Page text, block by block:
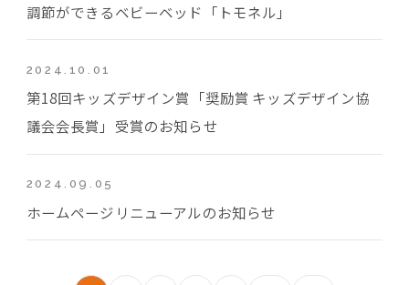
調節ができるベビーベッド「トモネル」
2024.10.01
第18回キッズデザイン賞「奨励賞 キッズデザイン協
議会会長賞」受賞のお知らせ
2024.09.05
ホームページリニューアルのお知らせ